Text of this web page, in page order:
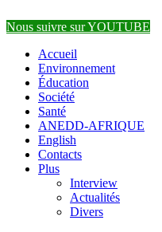
Nous suivre sur YOUTUBE
Accueil
Environnement
Éducation
Société
Santé
ANEDD-AFRIQUE
English
Contacts
Plus
Interview
Actualités
Divers